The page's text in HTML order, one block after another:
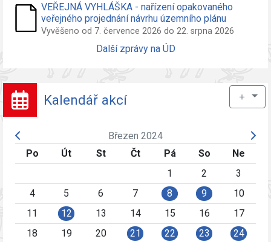
VEŘEJNÁ VYHLÁŠKA - nařízení opakovaného
veřejného projednání návrhu územního plánu
Vyvěšeno od 7. července 2026 do 22. srpna 2026
Další zprávy na ÚD
Kalendář akcí ＋
Březen 2024
Po
Út St Čt Pá So
Ne
1
2
3
4
5 6 7 8 9
10
11
12 13 14 15 16
17
18
19 20 21 22 23
24